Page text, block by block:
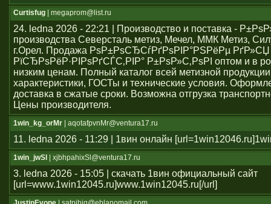
Curtisfug | megaprom@list.ru
24. ledna 2026 - 22:21 | Производство и поставка -
производства Северсталь метиз, Мечел, ММК Метиз,
г.Орел. Продажа РѕР±РѕСЂСѓРґРѕРІР°РЅРёРµ РґР»СЏ
РїСЂРѕРёР·РІРѕРґСЃС‚РІР° Р±РѕР»С‚РѕРІ оптом и в
низким ценам. Полный каталог всей метизной
характеристики, ГОСТы и технические условия.
доставка в сжатые сроки. Возможна отгрузка
Цены производителя.
1win_kg_orMr | aqotafpvnMr@ventura17.ru
11. ledna 2026 - 11:29 | 1вин онлайн
1win_jwSl | xjbhpahixSl@ventura17.ru
3. ledna 2026 - 15:05 | скачать 1вин официальный сайт
[url=www.1win12045.ru]www.1win12045.ru[/url]